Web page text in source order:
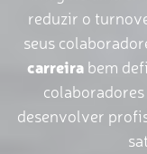
reduzir o
seus
carreirabem
desenvolver